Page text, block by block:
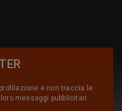
e non traccia le
messaggi pubblicitari